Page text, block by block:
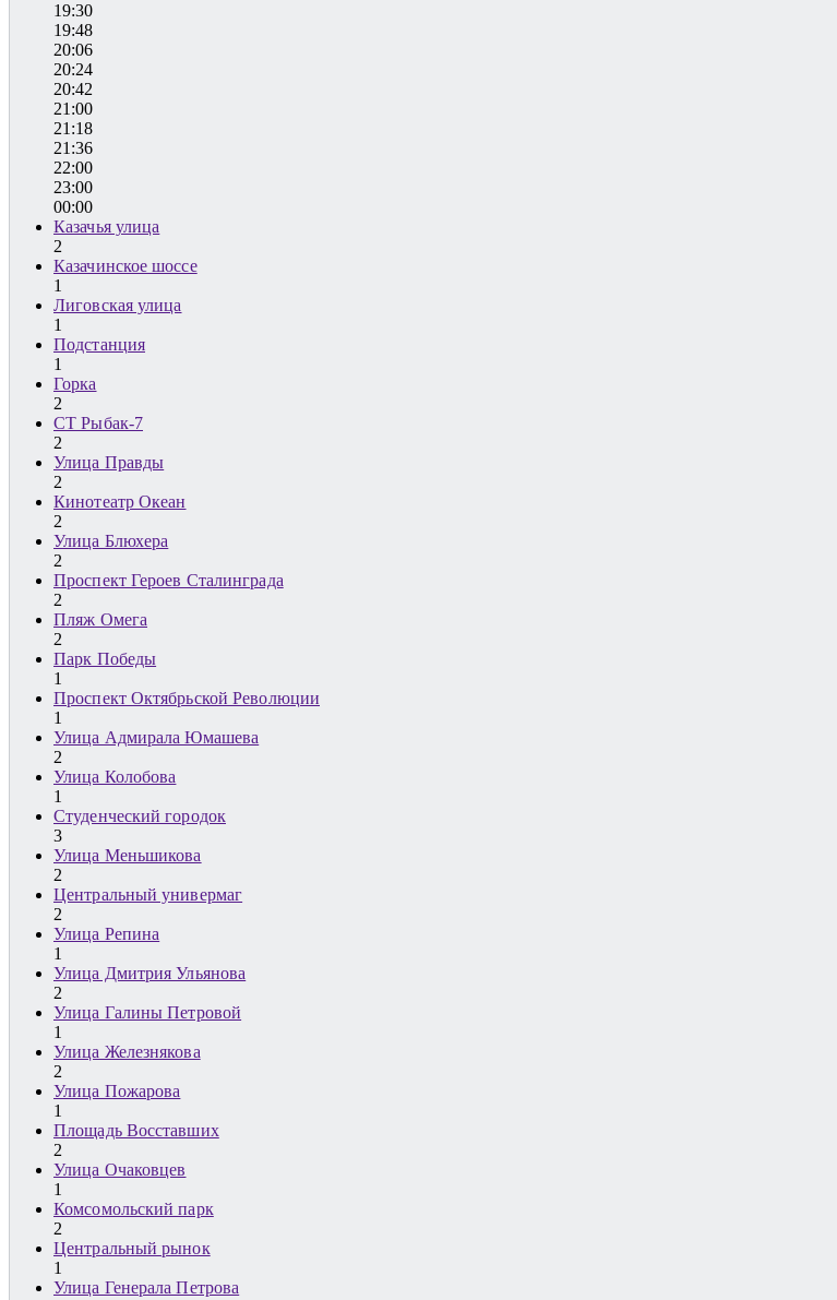
19:30
19:48
20:06
20:24
20:42
21:00
21:18
21:36
22:00
23:00
00:00
Казачья улица
2
Казачинское шоссе
1
Лиговская улица
1
Подстанция
1
Горка
2
СТ Рыбак-7
2
Улица Правды
2
Кинотеатр Океан
2
Улица Блюхера
2
Проспект Героев Сталинграда
2
Пляж Омега
2
Парк Победы
1
Проспект Октябрьской Революции
1
Улица Адмирала Юмашева
2
Улица Колобова
1
Студенческий городок
3
Улица Меньшикова
2
Центральный универмаг
2
Улица Репина
1
Улица Дмитрия Ульянова
2
Улица Галины Петровой
1
Улица Железнякова
2
Улица Пожарова
1
Площадь Восставших
2
Улица Очаковцев
1
Комсомольский парк
2
Центральный рынок
1
Улица Генерала Петрова